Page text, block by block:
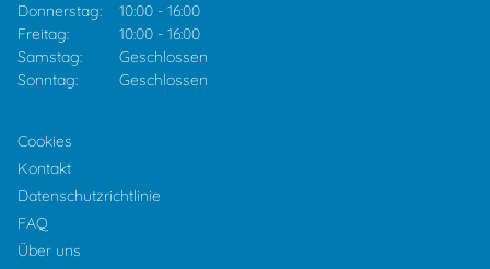
Donnerstag:
10:00 - 16:00
Freitag:
10:00 - 16:00
Samstag:
Geschlossen
Sonntag:
Geschlossen
Cookies
Kontakt
Datenschutzrichtlinie
FAQ
Über uns